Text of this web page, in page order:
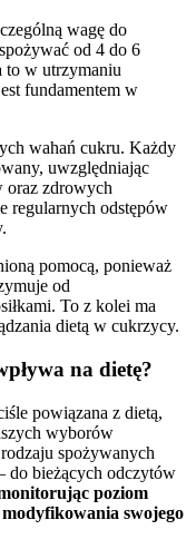
wagę do
od 4 do 6
to w utrzymaniu
fundamentem w
wahań cukru. Każdy
uwzględniając
oraz zdrowych
regularnych odstępów
pomocą, ponieważ
od
To z kolei ma
dietą w cukrzycy.
na dietę?
powiązana z dietą,
wyborów
spożywanych
do bieżących odczytów
poziom
swojego